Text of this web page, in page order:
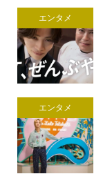
エンタメ
エンタメ